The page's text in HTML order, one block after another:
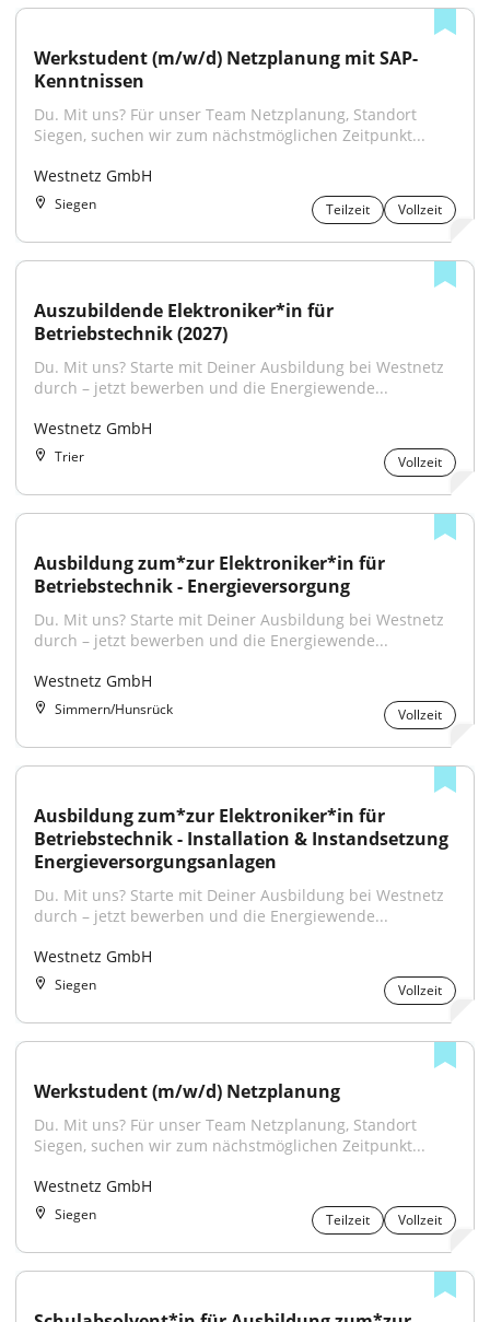
Werkstudent (m/w/d) Netzplanung mit SAP-
Kenntnissen
Du. Mit uns? Für unser Team Netzplanung, Standort
Siegen, suchen wir zum nächstmöglichen Zeitpunkt...
Westnetz GmbH
Siegen Teilzeit Vollzeit
Auszubildende Elektroniker*in für
Betriebstechnik (2027)
Du. Mit uns? Starte mit Deiner Ausbildung bei Westnetz
durch – jetzt bewerben und die Energiewende...
Westnetz GmbH
Trier Vollzeit
Ausbildung zum*zur Elektroniker*in für
Betriebstechnik - Energieversorgung
Du. Mit uns? Starte mit Deiner Ausbildung bei Westnetz
durch – jetzt bewerben und die Energiewende...
Westnetz GmbH
Simmern/Hunsrück Vollzeit
Ausbildung zum*zur Elektroniker*in für
Betriebstechnik - Installation & Instandsetzung
Energieversorgungsanlagen
Du. Mit uns? Starte mit Deiner Ausbildung bei Westnetz
durch – jetzt bewerben und die Energiewende...
Westnetz GmbH
Siegen Vollzeit
Werkstudent (m/w/d) Netzplanung
Du. Mit uns? Für unser Team Netzplanung, Standort
Siegen, suchen wir zum nächstmöglichen Zeitpunkt...
Westnetz GmbH
Siegen Teilzeit Vollzeit